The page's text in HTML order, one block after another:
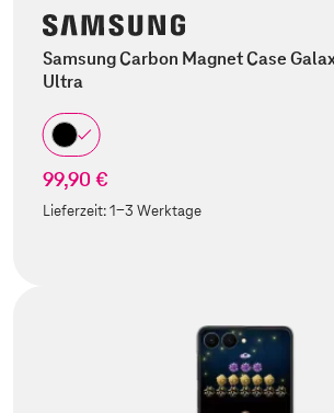
Samsung Carbon Magnet Case
Ultra
99,90 €
Lieferzeit:1-3 Werktage